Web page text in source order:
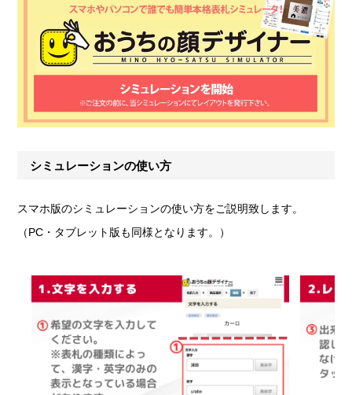
シミュレーションの使い方
スマホ版のシミュレーションの使い方をご説明致します。
（PC・タブレット版も同様となります。）